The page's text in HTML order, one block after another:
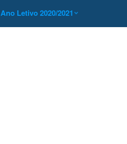
Ano Letivo 2020/2021